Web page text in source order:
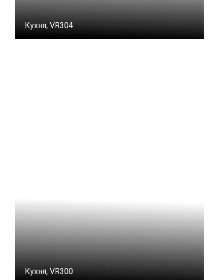
Кухня, VR304
Кухня, VR300